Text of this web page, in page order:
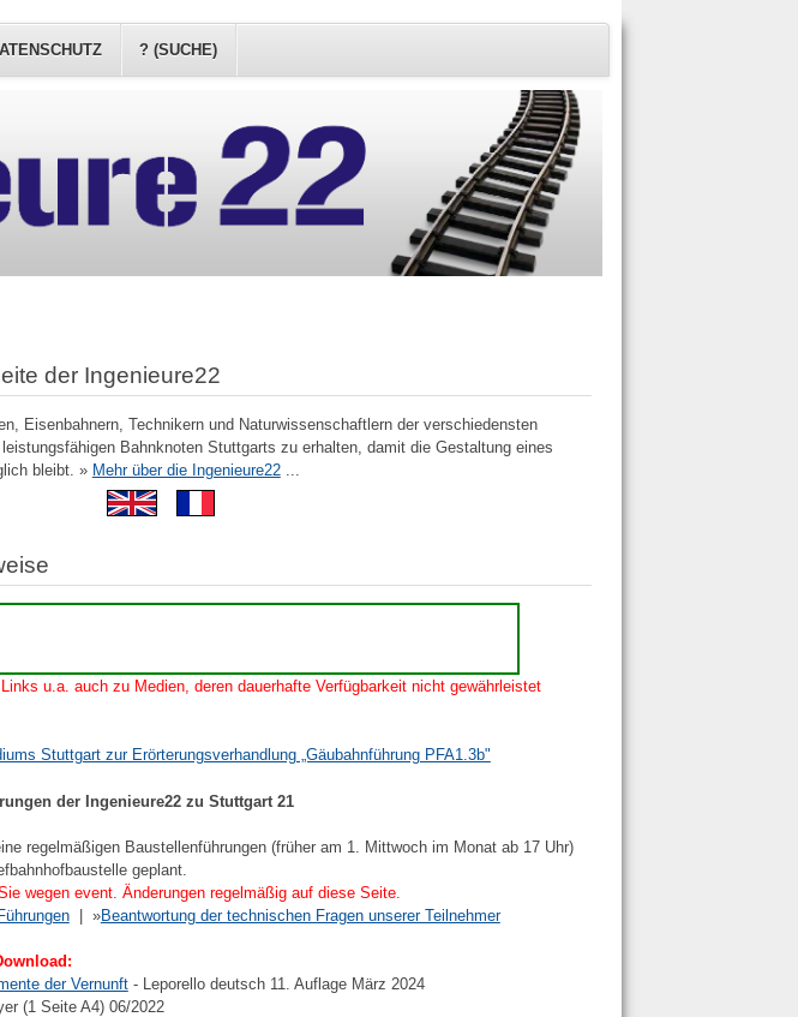
? (SUCHE)
der Ingenieure22
Eisenbahnern, Technikern und Naturwissenschaftlern der verschiedensten
Bahnknoten Stuttgarts zu erhalten, damit die Gestaltung eines
bleibt. » Mehr über die Ingenieure22...
u.a. auch zu Medien, deren dauerhafte Verfügbarkeit nicht gewährleistet
Stuttgart zur Erörterungsverhandlung „Gäubahnführung PFA1.3b"
der Ingenieure22 zu Stuttgart 21
regelmäßigen Baustellenführungen (früher am 1. Mittwoch im Monat ab 17 Uhr)
geplant.
wegen event. Änderungen regelmäßig auf diese Seite.
| »Beantwortung der technischen Fragen unserer Teilnehmer
der Vernunft- Leporello deutsch 11. Auflage März 2024
(1 Seite A4) 06/2022